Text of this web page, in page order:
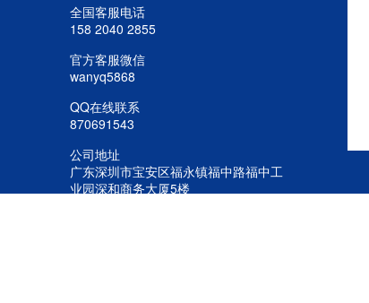
全国客服电话
158 2040 2855
官方客服微信
wanyq5868
QQ在线联系
870691543
公司地址
广东深圳市宝安区福永镇福中路福中工
业园深和商务大厦5楼